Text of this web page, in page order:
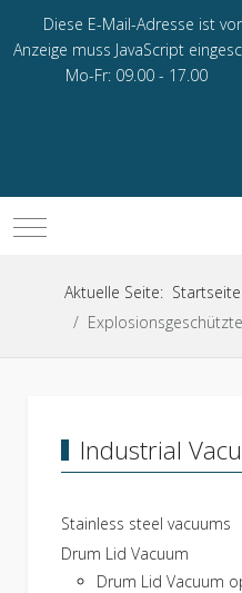
Diese E-Mail-Adresse ist
Anzeige muss JavaScript
Mo-Fr: 09.00 - 17.00
Mobile Menu Toggle
Aktuelle Seite: Startseite
Industrial
Stainless steel vacuums
Drum Lid Vacuum
Drum Lid Vacuum